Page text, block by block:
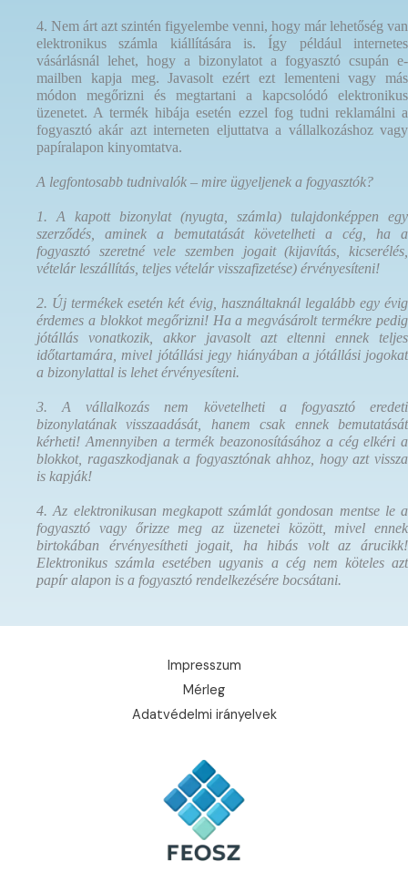
4. Nem árt azt szintén figyelembe venni, hogy már lehetőség van
elektronikus számla kiállítására is. Így például internetes
vásárlásnál lehet, hogy a bizonylatot a fogyasztó csupán e-
mailben kapja meg. Javasolt ezért ezt lementeni vagy más
módon megőrizni és megtartani a kapcsolódó elektronikus
üzenetet. A termék hibája esetén ezzel fog tudni reklamálni a
fogyasztó akár azt interneten eljuttatva a vállalkozáshoz vagy
papíralapon kinyomtatva.
A legfontosabb tudnivalók – mire ügyeljenek a fogyasztók?
1. A kapott bizonylat (nyugta, számla) tulajdonképpen egy
szerződés, aminek a bemutatását követelheti a cég, ha a
fogyasztó szeretné vele szemben jogait (kijavítás, kicserélés,
vételár leszállítás, teljes vételár visszafizetése) érvényesíteni!
2. Új termékek esetén két évig, használtaknál legalább egy évig
érdemes a blokkot megőrizni! Ha a megvásárolt termékre pedig
jótállás vonatkozik, akkor javasolt azt eltenni ennek teljes
időtartamára, mivel jótállási jegy hiányában a jótállási jogokat
a bizonylattal is lehet érvényesíteni.
3. A vállalkozás nem követelheti a fogyasztó eredeti
bizonylatának visszaadását, hanem csak ennek bemutatását
kérheti! Amennyiben a termék beazonosításához a cég elkéri a
blokkot, ragaszkodjanak a fogyasztónak ahhoz, hogy azt vissza
is kapják!
4. Az elektronikusan megkapott számlát gondosan mentse le a
fogyasztó vagy őrizze meg az üzenetei között, mivel ennek
birtokában érvényesítheti jogait, ha hibás volt az árucikk!
Elektronikus számla esetében ugyanis a cég nem köteles azt
papír alapon is a fogyasztó rendelkezésére bocsátani.
Impresszum
Mérleg
Adatvédelmi irányelvek